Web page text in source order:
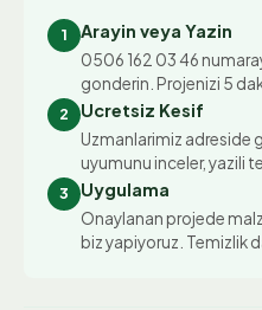
1 Arayin veya Yazin
0506 162 03 46
gonderin. Projenizi 5
2 Ucretsiz Kesif
Uzmanlarimiz adreside
uyumunu inceler, yazili
3 Uygulama
Onaylanan projede
biz yapiyoruz. Temizlik